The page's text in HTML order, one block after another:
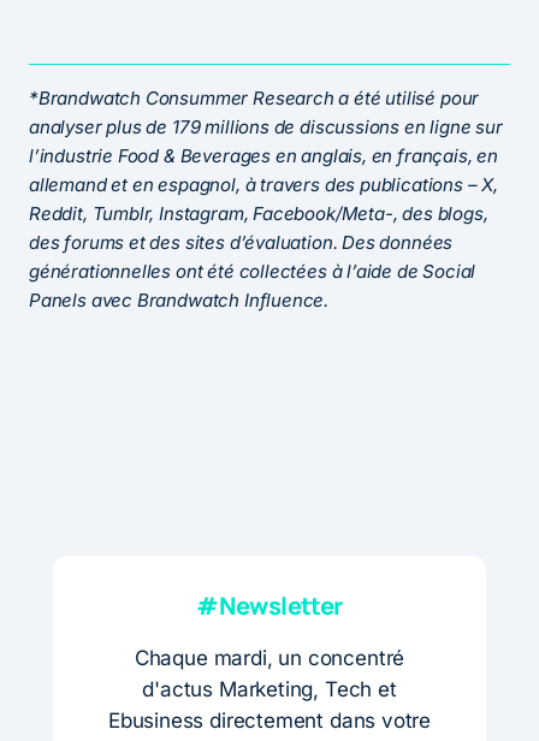
*Brandwatch Consummer Research a été utilisé pour
analyser plus de 179 millions de discussions en ligne sur
l’industrie Food & Beverages en anglais, en français, en
allemand et en espagnol, à travers des publications – X,
Reddit, Tumblr, Instagram, Facebook/Meta-, des blogs,
des forums et des sites d’évaluation. Des données
générationnelles ont été collectées à l’aide de Social
Panels avec Brandwatch Influence.
#Newsletter
Chaque mardi, un concentré
d'actus Marketing, Tech et
Ebusiness directement dans votre